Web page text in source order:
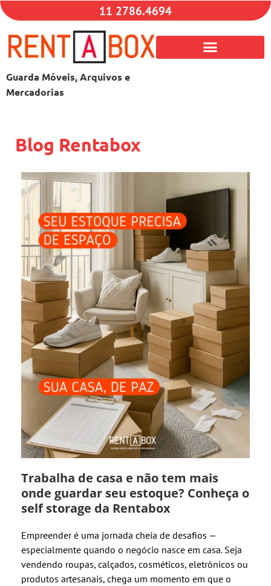
11 2786.4694
Guarda Móveis, Arquivos e
Mercadorias
Blog Rentabox
Trabalha de casa e não tem mais
onde guardar seu estoque? Conheça o
self storage da Rentabox
Empreender é uma jornada cheia de desafios —
especialmente quando o negócio nasce em casa. Seja
vendendo roupas, calçados, cosméticos, eletrônicos ou
produtos artesanais, chega um momento em que o